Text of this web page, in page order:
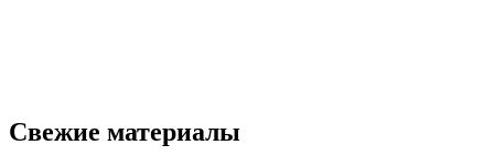
Свежие материалы